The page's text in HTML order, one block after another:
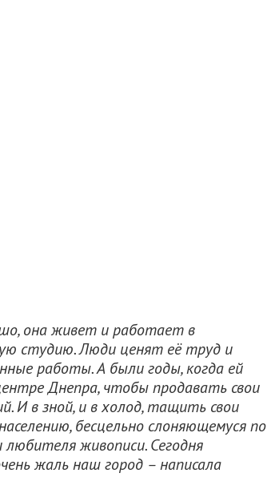
она живет и работает в
студию. Люди ценят её труд и
работы. А были годы, когда ей
Днепра, чтобы продавать свои
И в зной, и в холод, тащить свои
бесцельно слоняющемуся по
живописи. Сегодня
жаль наш город – написала